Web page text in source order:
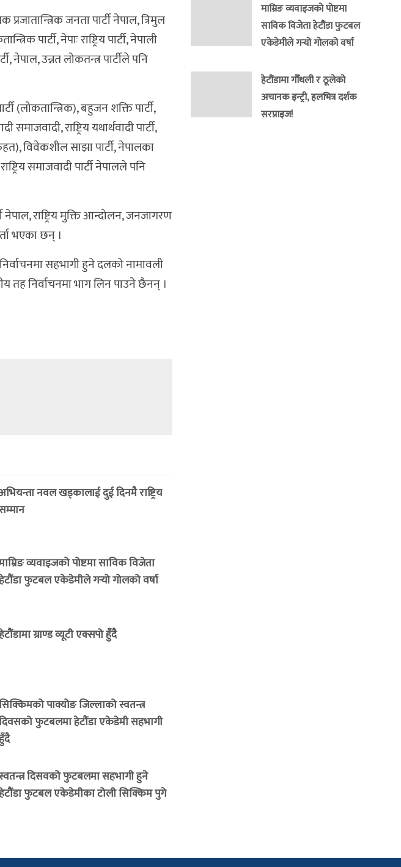
जनता पार्टी नेपाल, त्रिमुल
पार्टी, नेपाः राष्ट्रिय पार्टी, नेपाली
नेपाल, उन्नत लोकतन्त्र पार्टीले पनि
(लोकतान्त्रिक), बहुजन शक्ति पार्टी,
राष्ट्रिय यथार्थवादी पार्टी,
विवेकशील साझा पार्टी, नेपालका
समाजवादी पार्टी नेपालले पनि
राष्ट्रिय मुक्ति आन्दोलन, जनजागरण
भएका छन् ।
सहभागी हुने दलको नामावली
निर्वाचनमा भाग लिन पाउने छैनन् ।
नवल खड्कालाई दुई दिनमै राष्ट्रिय
व्यवाइजको पोष्टमा साविक विजेता
फुटबल एकेडेमीले गर्‍यो गोलको वर्षा
ग्राण्ड व्यूटी एक्सपो हुँदै
पाक्योङ जिल्लाको स्वतन्त्र
फुटबलमा हेटौंडा एकेडेमी सहभागी
दिसवको फुटबलमा सहभागी हुने
फुटबल एकेडेमीका टोली सिक्किम पुगे
माम्रिङ व्यवाइजको पोष्टमा
साविक विजेता हेटौंडा फुटबल
एकेडेमीले गर्‍यो गोलको वर्षा
हेटौंडामा गौँथली र ठूलेको
अचानक इन्ट्री, हलभित्र दर्शक
सरप्राइज!